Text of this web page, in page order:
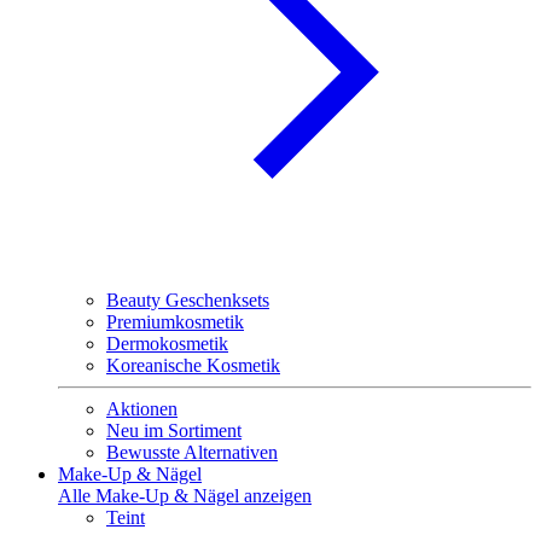
Beauty Geschenksets
Premiumkosmetik
Dermokosmetik
Koreanische Kosmetik
Aktionen
Neu im Sortiment
Bewusste Alternativen
Make-Up & Nägel
Alle Make-Up & Nägel anzeigen
Teint